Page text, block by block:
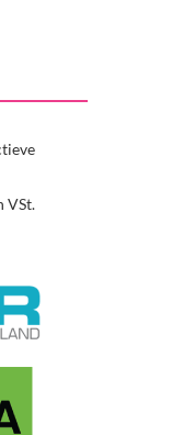
VSt.